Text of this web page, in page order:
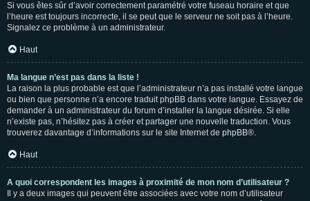
Si vous êtes sûr d’avoir correctement paramétré votre fuseau horaire et que
l’heure est toujours incorrecte, il se peut que le serveur ne soit pas à l’heure.
Signalez ce problème à un administrateur.
Haut
Ma langue n’est pas dans la liste !
La raison la plus probable est que l’administrateur n’a pas installé votre langue
ou bien que personne n’a encore traduit phpBB dans votre langue. Essayez de
demander à un administrateur du forum d’installer la langue désirée. Si elle
n’existe pas, n’hésitez pas à créer et partager une nouvelle traduction. Vous
trouverez davantage d’informations sur le site Internet de phpBB®.
Haut
A quoi correspondent les images à proximité de mon nom d’utilisateur ?
Il y a deux images qui peuvent être associées avec votre nom d’utilisateur